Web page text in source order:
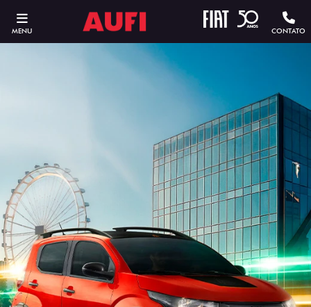
MENU CONTATO
ESTOU INTERESSADO
Versão escolhida